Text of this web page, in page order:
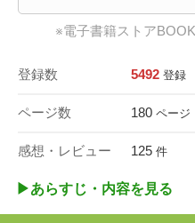
※電子書籍ストア
登録数 5492 登録
ページ数 180 ページ
感想・レビュー 125 件
▶︎あらすじ・内容を見る